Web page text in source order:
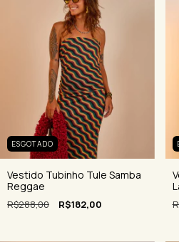
ESGOTADO
Vestido Tubinho Tule Samba
Reggae
R$288,00 R$182,00